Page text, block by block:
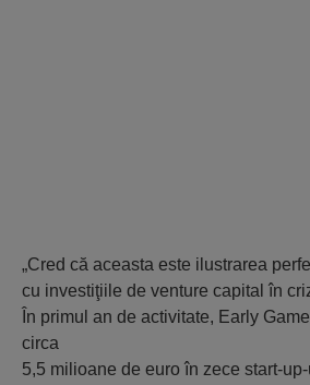
„Cred că aceasta este ilustrarea
cu investiţiile de venture capital în
În primul an de activitate, Early
circa
5,5 milioane de euro în zece start-